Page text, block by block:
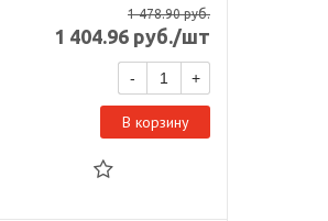
1 478.90руб.
1 404.96 руб./шт
- +
В корзину